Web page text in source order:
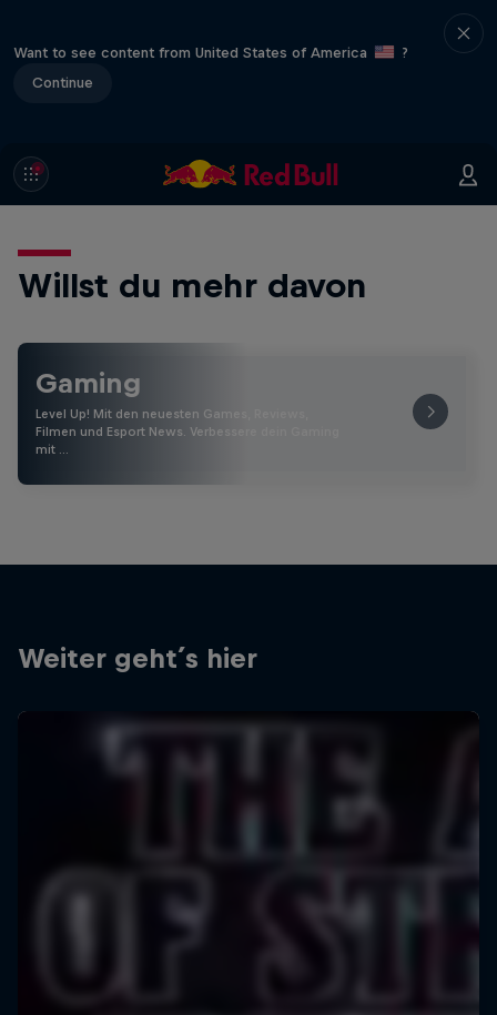
Want to see content from United States of America
?
Continue
Willst du mehr davon
Gaming
Level Up! Mit den neuesten Games, Reviews,
Filmen und Esport News. Verbessere dein Gaming
mit …
Weiter geht´s hier